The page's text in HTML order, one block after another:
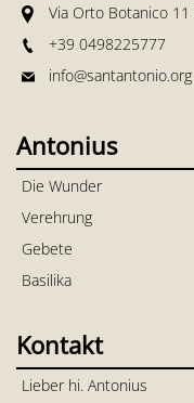
Via Orto Botanico
+39 0498225777
info@santantonio.org
Antonius
Die Wunder
Verehrung
Gebete
Basilika
Kontakt
Lieber hi. Antonius